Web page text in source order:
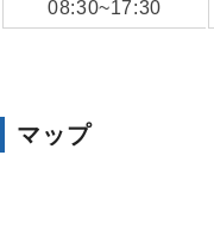
08:30~17:30
マップ